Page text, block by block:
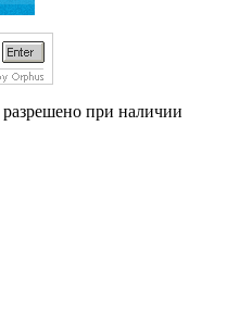
при наличии